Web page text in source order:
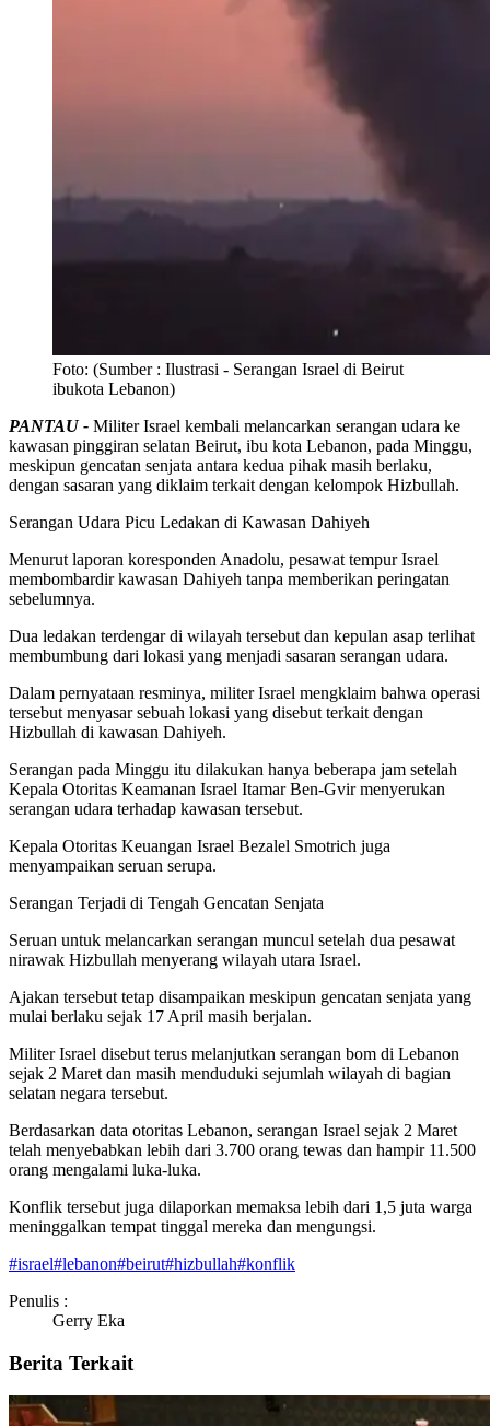
Foto: (Sumber : Ilustrasi - Serangan Israel di Beirut
ibukota Lebanon)
PANTAU - Militer Israel kembali melancarkan serangan udara ke
kawasan pinggiran selatan Beirut, ibu kota Lebanon, pada Minggu,
meskipun gencatan senjata antara kedua pihak masih berlaku,
dengan sasaran yang diklaim terkait dengan kelompok Hizbullah.
Serangan Udara Picu Ledakan di Kawasan Dahiyeh
Menurut laporan koresponden Anadolu, pesawat tempur Israel
membombardir kawasan Dahiyeh tanpa memberikan peringatan
sebelumnya.
Dua ledakan terdengar di wilayah tersebut dan kepulan asap terlihat
membumbung dari lokasi yang menjadi sasaran serangan udara.
Dalam pernyataan resminya, militer Israel mengklaim bahwa operasi
tersebut menyasar sebuah lokasi yang disebut terkait dengan
Hizbullah di kawasan Dahiyeh.
Serangan pada Minggu itu dilakukan hanya beberapa jam setelah
Kepala Otoritas Keamanan Israel Itamar Ben-Gvir menyerukan
serangan udara terhadap kawasan tersebut.
Kepala Otoritas Keuangan Israel Bezalel Smotrich juga
menyampaikan seruan serupa.
Serangan Terjadi di Tengah Gencatan Senjata
Seruan untuk melancarkan serangan muncul setelah dua pesawat
nirawak Hizbullah menyerang wilayah utara Israel.
Ajakan tersebut tetap disampaikan meskipun gencatan senjata yang
mulai berlaku sejak 17 April masih berjalan.
Militer Israel disebut terus melanjutkan serangan bom di Lebanon
sejak 2 Maret dan masih menduduki sejumlah wilayah di bagian
selatan negara tersebut.
Berdasarkan data otoritas Lebanon, serangan Israel sejak 2 Maret
telah menyebabkan lebih dari 3.700 orang tewas dan hampir 11.500
orang mengalami luka-luka.
Konflik tersebut juga dilaporkan memaksa lebih dari 1,5 juta warga
meninggalkan tempat tinggal mereka dan mengungsi.
#israel#lebanon#beirut#hizbullah#konflik
Penulis :
Gerry Eka
Berita Terkait